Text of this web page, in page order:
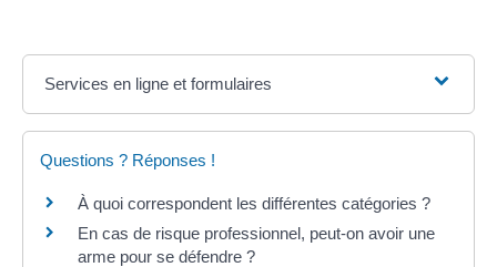
Services en ligne et formulaires
Questions ? Réponses !
À quoi correspondent les différentes catégories ?
En cas de risque professionnel, peut-on avoir une
arme pour se défendre ?